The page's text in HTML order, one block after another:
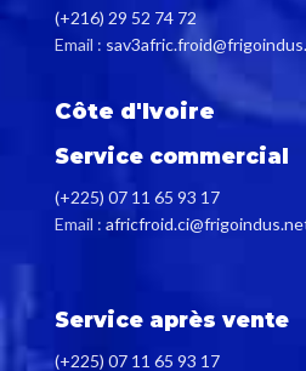
(+216) 29 52 74 72
Email :
Côte d'Ivoire
Service commercial
(+225) 07 11 65 93 17
Email :
Service après vente
(+225) 07 11 65 93 17